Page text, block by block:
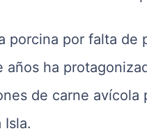
porcina por falta
ha
de carne